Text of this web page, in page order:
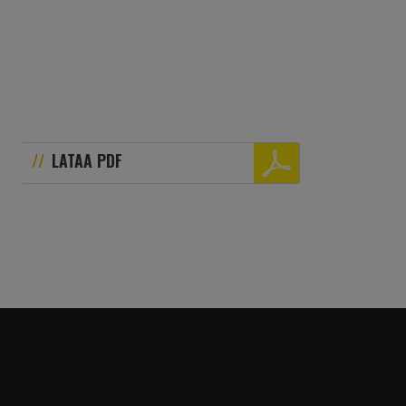
LATAA PDF